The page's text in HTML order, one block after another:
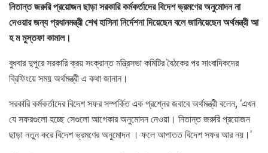
নিতান্ত জরুরি প্রয়োজন ছাড়া সরকারি কর্মকর্তাদের বিদেশ ভ্রমণের অনুমোদন না
দেওয়ার জন্য প্রধানমন্ত্রী শেখ হাসিনা নির্দেশনা দিয়েছেন বলে জানিয়েছেন অর্থমন্ত্রী আ
হ ম মুস্তফা কামাল।
বুধবার দুপুরে সরকারি ক্রয় সংক্রান্ত মন্ত্রিসভা কমিটির বৈঠকের পর সাংবাদিকদের
ব্রিফিংয়ে সময় অর্থমন্ত্রী এ কথা জানান।
সরকারি কর্মকর্তাদের বিদেশ সফর সম্পর্কিত এক প্রশ্নের জবাবে অর্থমন্ত্রী বলেন, ‘এখন
যে সফরগুলো হচ্ছে সেগুলো আগেকার অনুমোদন নেওয়া। নিতান্ত জরুরি প্রয়োজন
ছাড়া নতুন করে বিদেশ ভ্রমণের অনুমোদন । ফলে আপাতত বিদেশ সফর আর নয়।’